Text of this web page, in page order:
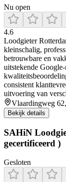
Nu open
4.6
Loodgieter
kleinschalig,
betrouwbare en
uitstekende
consistent
uitvoering van
Vlaardingweg
Bekijk details
SAHiN
gecertificeerd )
Gesloten